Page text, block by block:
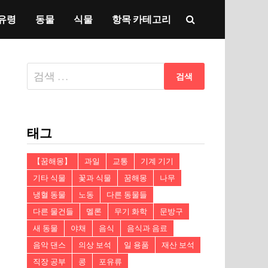
령 동물 식물 항목 카테고리
다
음
태그
【꿈해몽】 과일 교통
기계 기기
기타 식물
꽃과 식물 꿈해몽
나무
냉혈 동물
노동
다른 동물들
다른 물건들
멜론 무기 화학
문방구
새 동물
야채 음식
음식과 음료
음악 댄스
의상 보석 일 용품
재산 보석
직장 공부
콩 포유류